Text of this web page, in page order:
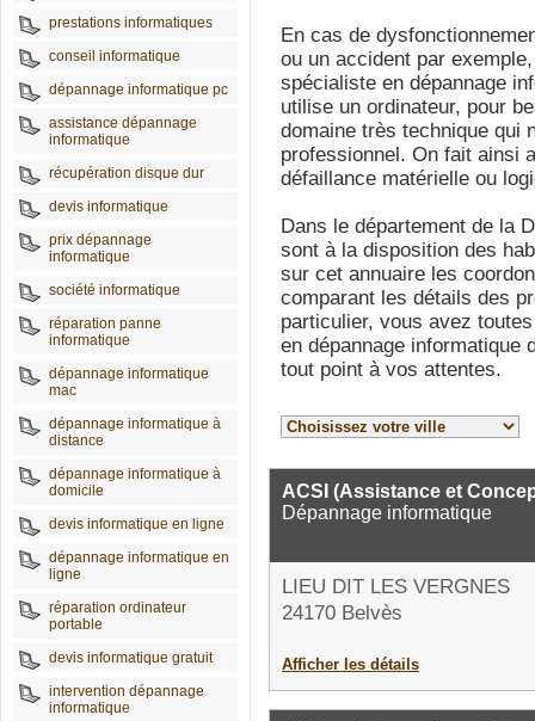
prestations informatiques
conseil informatique
dépannage informatique pc
assistance dépannage
informatique
récupération disque dur
devis informatique
prix dépannage
informatique
société informatique
réparation panne
informatique
dépannage informatique
mac
dépannage informatique à
distance
dépannage informatique à
domicile
devis informatique en ligne
dépannage informatique en
ligne
réparation ordinateur
portable
devis informatique gratuit
intervention dépannage
informatique
En cas de
ou un accident par
spécialiste en dépannage
utilise un ordinateur, pour
domaine très technique qui
professionnel. On fait ainsi
défaillance matérielle ou
Dans le département de la
sont à la disposition des
sur cet annuaire les
comparant les détails des
particulier, vous avez
en dépannage informatique
tout point à vos attentes.
ACSI (Assistance et
Dépannage informatique
LIEU DIT LES VERGNES
24170 Belvès
Afficher les détails